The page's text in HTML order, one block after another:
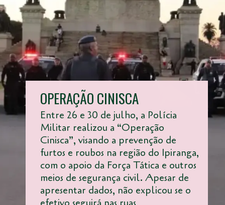
OPERAÇÃO CINISCA
Entre 26 e 30 de julho, a Polícia
Militar realizou a “Operação
Cinisca”, visando a prevenção de
furtos e roubos na região do Ipiranga,
com o apoio da Força Tática e outros
meios de segurança civil. Apesar de
apresentar dados, não explicou se o